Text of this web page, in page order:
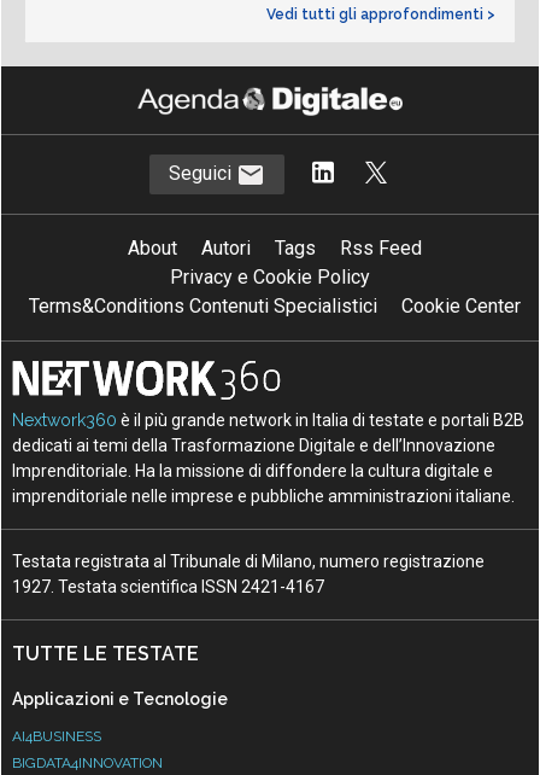
Vedi tutti gli approfondimenti >
Seguici
About Autori Tags
Rss Feed
Privacy e Cookie Policy
Terms&Conditions Contenuti Specialistici
Cookie Center
Nextwork360 è il più grande network in Italia di testate e portali B2B
dedicati ai temi della Trasformazione Digitale e dell’Innovazione
Imprenditoriale. Ha la missione di diffondere la cultura digitale e
imprenditoriale nelle imprese e pubbliche amministrazioni italiane.
Testata registrata al Tribunale di Milano, numero registrazione
1927. Testata scientifica ISSN 2421-4167
TUTTE LE TESTATE
Applicazioni e Tecnologie
AI4BUSINESS
BIGDATA4INNOVATION